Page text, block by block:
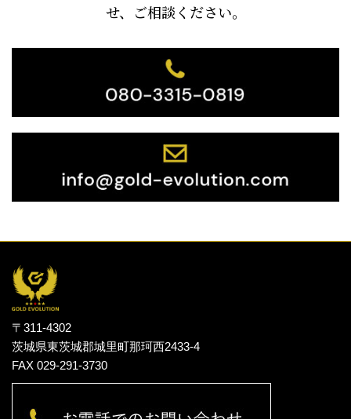
せ、ご相談ください。
〒311-4302
茨城県東茨城郡城里町那珂西2433-4
FAX 029-291-3730